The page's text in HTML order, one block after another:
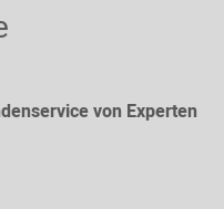
von Experten